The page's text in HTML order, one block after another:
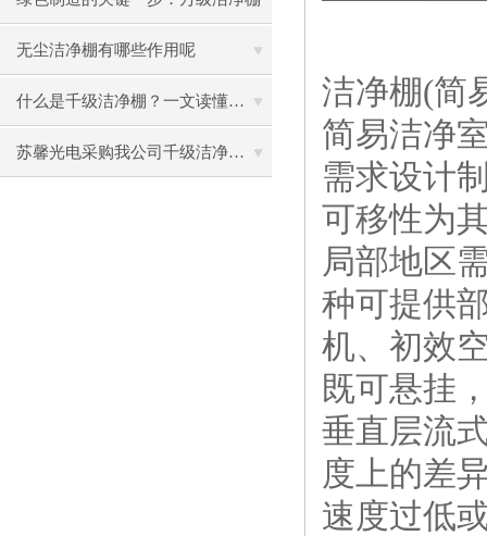
助力环保型半导体产业发展
无尘洁净棚有哪些作用呢
什么是千级洁净棚？一文读懂其结构特点与局部净化优势
苏馨光电采购我公司千级洁净棚普通工作台一批（7月07日）已顺利交货
洁净棚(简
简易洁净
需求设计
可移性为
局部地区
种可提供
机、初效
既可悬挂
垂直层流
度上的差
速度过低